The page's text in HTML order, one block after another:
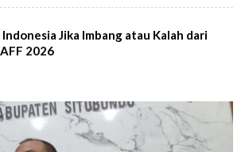
Jika Imbang atau Kalah dari
2026